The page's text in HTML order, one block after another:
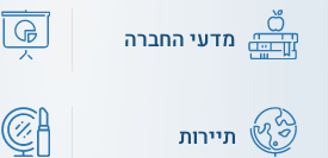
מדעי החברה
תיירות